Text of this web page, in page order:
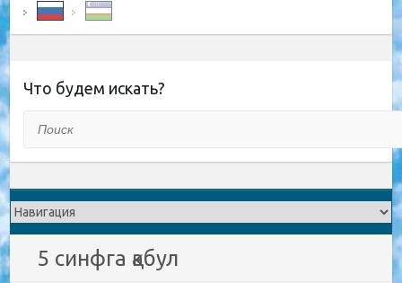
Что будем искать?
5 синфга қабул